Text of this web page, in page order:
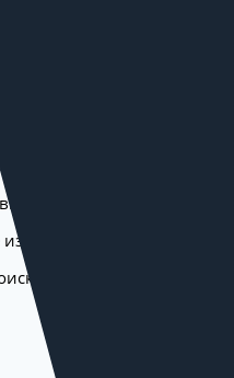
бизнеса
правило, это не
продаж.
ошибок на
(SEO);
на сайте;
продвижения